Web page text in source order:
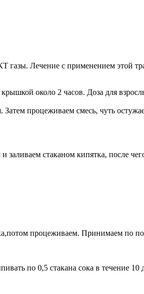
газы. Лечение с применением этой
около 2 часов. Доза для
процеживаем смесь, чуть
стаканом кипятка, после
процеживаем. Принимаем по
по 0,5 стакана сока в течение